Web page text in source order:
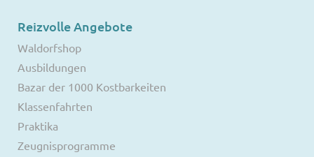
Reizvolle Angebote
Waldorfshop
Ausbildungen
Bazar der 1000 Kostbarkeiten
Klassenfahrten
Praktika
Zeugnisprogramme